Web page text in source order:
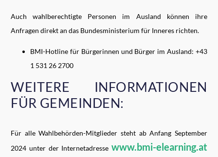
Auch wahlberechtigte Personen im Ausland können ihre
Anfragen direkt an das Bundesministerium für Inneres richten.
BMI-Hotline für Bürgerinnen und Bürger im Ausland: +43
1 531 26 2700
WEITERE INFORMATIONEN
FÜR GEMEINDEN:
Für alle Wahlbehörden-Mitglieder steht ab Anfang September
2024 unter der Internetadresse www.bmi-elearning.at